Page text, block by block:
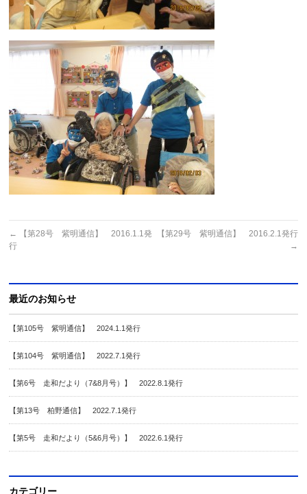
←
【第28号 紫明通信】 2016.1.1発
行
【第29号 紫明通信】 2016.2.1発行
→
最近のお知らせ
【第105号 紫明通信】 2024.1.1発行
【第104号 紫明通信】 2022.7.1発行
【第6号 走和だより（7&8月号）】 2022.8.1発行
【第13号 柏野通信】 2022.7.1発行
【第5号 走和だより（5&6月号）】 2022.6.1発行
カテゴリー